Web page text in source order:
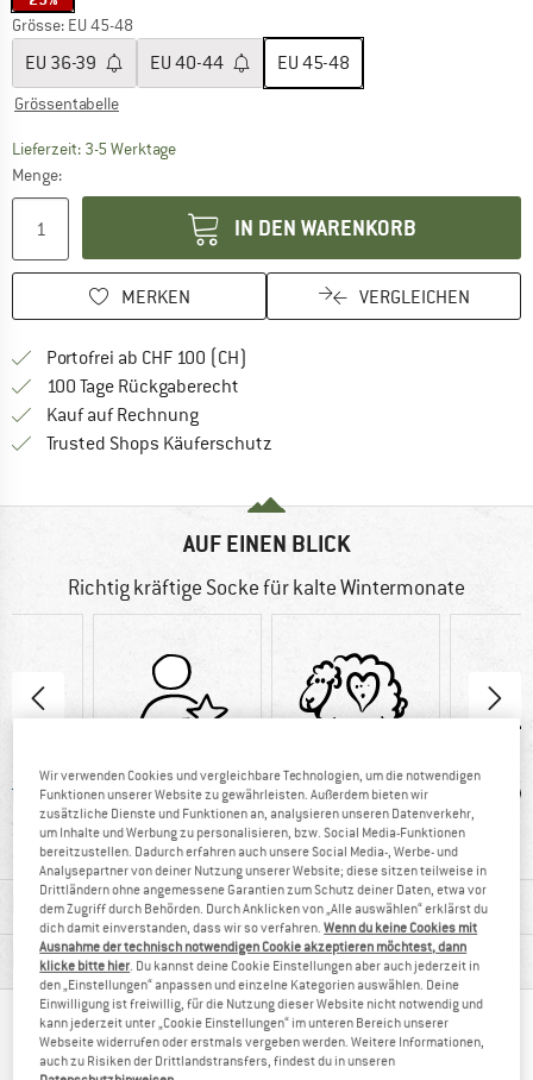
Grösse: EU45-48
EU 36-39 EU 40-44 EU 45-48
Grössentabelle
Lieferzeit: 3-5 WerktageDer Link öffnet sich in einer Infobox und
Menge:
IN DEN WARENKORB
MERKEN VERGLEICHEN
Portofrei ab CHF 100 (CH)
100 Tage Rückgaberecht
Kauf auf RechnungFinde die Zahlungs-Infos hier! Öffnet
Trusted Shops Käuferschutz
AUF EINEN BLICK
Richtig kräftige Socke für kalte Wintermonate
TEX
100
95%
Weiterempfehlung
Mulesing-frei
MATERIALINFOS & FEATURES
PRODUKTBESCHREIBUNG
BERGFREUNDE, DIE SICH DAS ANGESEHEN
HABEN, KAUFTEN DANN
Wir verwenden Cookies und vergleichbare Technologien, um die notwendigen
Funktionen unserer Website zu gewährleisten. Außerdem bieten wir
zusätzliche Dienste und Funktionen an, analysieren unseren Datenverkehr,
um Inhalte und Werbung zu personalisieren, bzw. Social Media-Funktionen
bereitzustellen. Dadurch erfahren auch unsere Social Media-, Werbe- und
Analysepartner von deiner Nutzung unserer Website; diese sitzen teilweise in
Drittländern ohne angemessene Garantien zum Schutz deiner Daten, etwa vor
dem Zugriff durch Behörden. Durch Anklicken von „Alle auswählen“ erklärst du
dich damit einverstanden, dass wir so verfahren.Wenn du keine Cookies mit
Ausnahme der technisch notwendigen Cookie akzeptieren möchtest, dann
klicke bitte hier . Du kannst deine Cookie Einstellungen aber auch jederzeit in
den „Einstellungen“ anpassen und einzelne Kategorien auswählen. Deine
Einwilligung ist freiwillig, für die Nutzung dieser Website nicht notwendig und
kann jederzeit unter „Cookie Einstellungen“ im unteren Bereich unserer
Webseite widerrufen oder erstmals vergeben werden. Weitere Informationen,
auch zu Risiken der Drittlandstransfers, findest du in unseren